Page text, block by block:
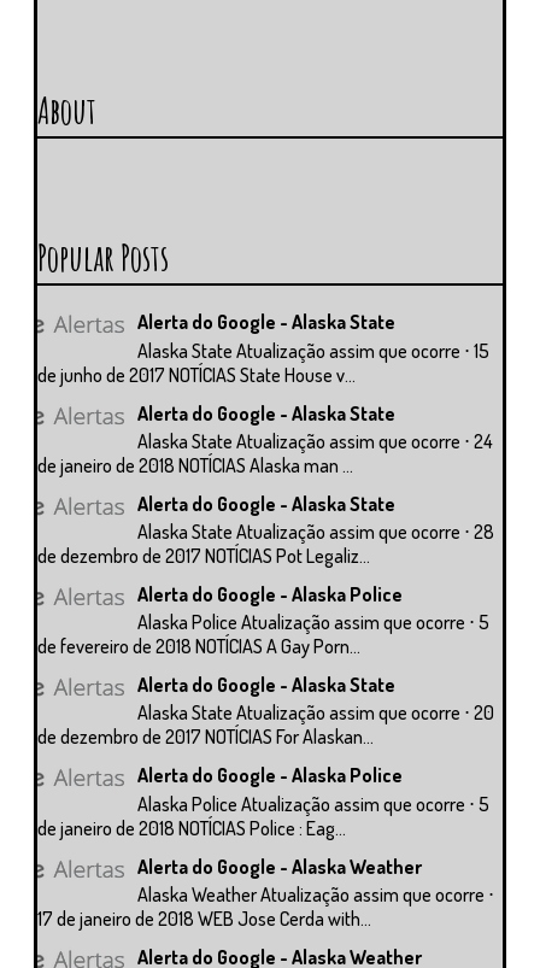
About
Popular Posts
Alerta do Google - Alaska State
Alaska State Atualização assim que ocorre ⋅ 15
de junho de 2017 NOTÍCIAS State House v...
Alerta do Google - Alaska State
Alaska State Atualização assim que ocorre ⋅ 24
de janeiro de 2018 NOTÍCIAS Alaska man ...
Alerta do Google - Alaska State
Alaska State Atualização assim que ocorre ⋅ 28
de dezembro de 2017 NOTÍCIAS Pot Legaliz...
Alerta do Google - Alaska Police
Alaska Police Atualização assim que ocorre ⋅ 5
de fevereiro de 2018 NOTÍCIAS A Gay Porn...
Alerta do Google - Alaska State
Alaska State Atualização assim que ocorre ⋅ 20
de dezembro de 2017 NOTÍCIAS For Alaskan...
Alerta do Google - Alaska Police
Alaska Police Atualização assim que ocorre ⋅ 5
de janeiro de 2018 NOTÍCIAS Police : Eag...
Alerta do Google - Alaska Weather
Alaska Weather Atualização assim que ocorre ⋅
17 de janeiro de 2018 WEB Jose Cerda with...
Alerta do Google - Alaska Weather